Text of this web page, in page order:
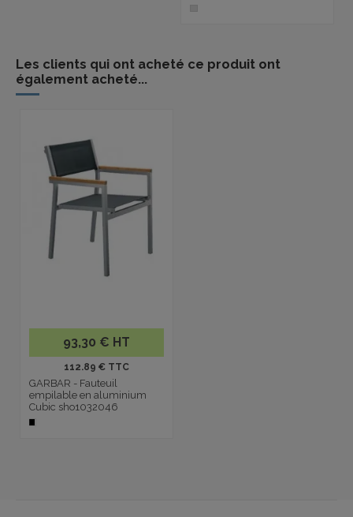
Les clients qui ont acheté ce produit ont
également acheté...
93,30 € HT
112.89 € TTC
GARBAR - Fauteuil
empilable en aluminium
Cubic sho1032046